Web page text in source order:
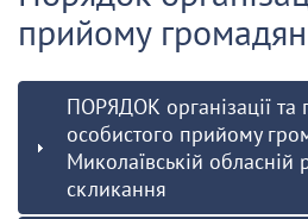
прийому громадян
ПОРЯДОК організації та
особистого прийому
Миколаївській обласній
скликання